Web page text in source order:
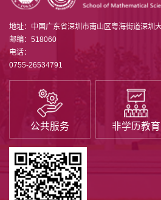
地址：中国广东省深圳市南山区粤海街道深圳
邮编：518060
电话：
0755-26534791
公共服务 非学历教育